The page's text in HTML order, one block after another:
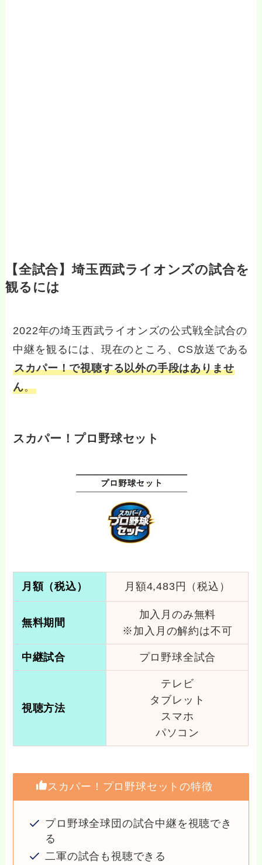
【全試合】埼玉西武ライオンズの試合を
観るには
2022年の埼玉西武ライオンズの公式戦全試合の
中継を観るには、現在のところ、CS放送である
スカパー！で視聴する以外の手段はありませ
ん。
スカパー！プロ野球セット
月額 （税込） 月額4,483円（税込）
無料期間
加入月のみ無料
※加入月の解約は不可
中継試合 プロ野球全試合
視聴方法
テレビ
タブレット
スマホ
パソコン
スカパー！プロ野球セットの特徴
プロ野球全球団の試合中継を視聴でき
る
二軍の試合も視聴できる